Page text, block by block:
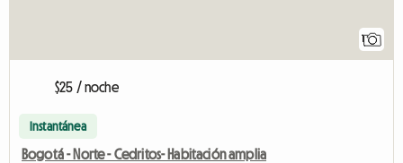
1
$25 / noche
Instantánea
Bogotá - Norte - Cedritos- Habitación amplia